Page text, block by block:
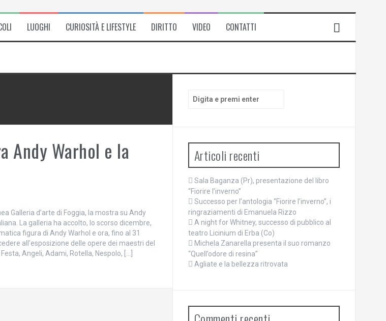
LUOGHI CURIOSITÀ E LIFESTYLE DIRITTO VIDEO CONTATTI
Andy Warhol e la
Galleria d’arte di Foggia, la mostra su Andy
La galleria ha accolto, lo scorso dicembre,
figura di Andy Warhol e ora, fino al 31
all’esposizione delle opere dei maestri del
Angeli, Adami, Rotella, Nespolo, […]
Articoli recenti
Sala Baganza (Pr), presentazione del libro
“Fiorire l’inverno”
Successo per l’antologia “Fiorire l’inverno”, i
ringraziamenti di Emanuela Rizzo
A night for Whitney, successo di pubblico al
teatro Licinium di Erba (Co)
Michela Zanarella presenta il suo romanzo
“Quell’odore di resina”
Agliate e la bellezza ritrovata